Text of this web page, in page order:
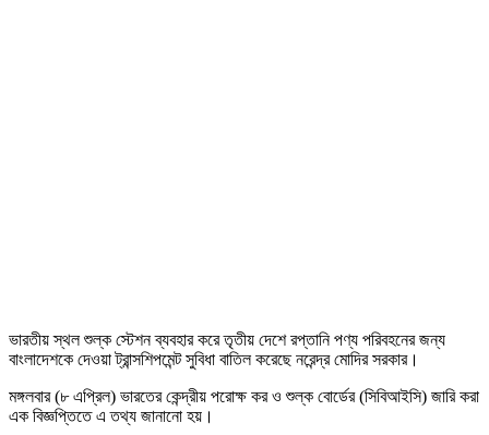
ভারতীয় স্থল শুল্ক স্টেশন ব্যবহার করে তৃতীয় দেশে রপ্তানি পণ্য পরিবহনের জন্য
বাংলাদেশকে দেওয়া ট্রান্সশিপমেন্ট সুবিধা বাতিল করেছে নরেন্দ্র মোদির সরকার।
মঙ্গলবার (৮ এপ্রিল) ভারতের কেন্দ্রীয় পরোক্ষ কর ও শুল্ক বোর্ডের (সিবিআইসি) জারি করা
এক বিজ্ঞপ্তিতে এ তথ্য জানানো হয়।